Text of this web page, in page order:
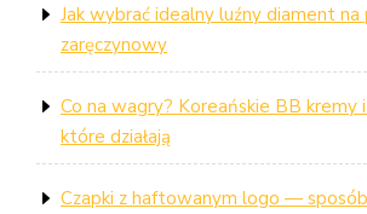
Jak wybrać idealny luźny diament na
zaręczynowy
Co na wagry? Koreańskie BB kremy i
które działają
Czapki z haftowanym logo —